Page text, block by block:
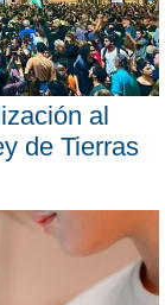
al
de Tierras